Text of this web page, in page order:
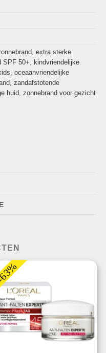
, extra sterke
SPF 50+, kindvriendelijke
, oceaanvriendelijke
, zandafstotende
huid, zonnebrand voor gezicht